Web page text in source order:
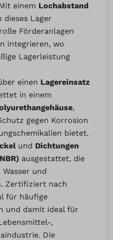
einem Lochabstand
dieses Lager
Förderanlagen
integrieren, wo
Lagerleistung
einen Lagereinsatz
in einem
,
gegen Korrosion
bietet.
und Dichtungen
ausgestattet, die
und
Zertifiziert nach
für häufige
und damit ideal für
,
Die